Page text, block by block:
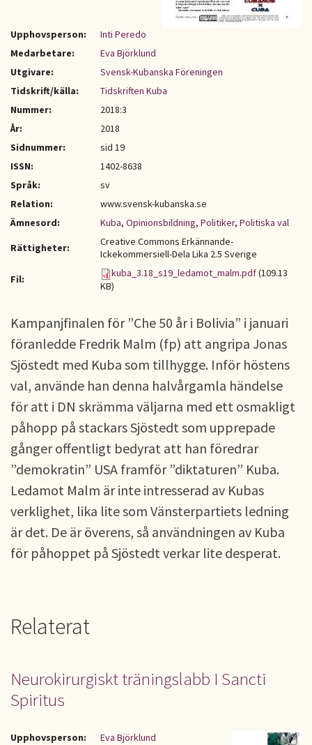
Upphovsperson:
Inti Peredo
Medarbetare:
Eva Björklund
Utgivare:
Svensk-Kubanska Föreningen
Tidskrift/källa:
Tidskriften Kuba
Nummer:
2018:3
År:
2018
Sidnummer:
sid 19
ISSN:
1402-8638
Språk:
sv
Relation:
www.svensk-kubanska.se
Ämnesord:
Kuba, Opinionsbildning, Politiker, Politiska val
Rättigheter:
Creative Commons Erkännande-
Ickekommersiell-Dela Lika 2.5 Sverige
Fil:
kuba_3.18_s19_ledamot_malm.pdf(109.13
KB)
Kampanjfinalen för ”Che 50 år i Bolivia” i januari
föranledde Fredrik Malm (fp) att angripa Jonas
Sjöstedt med Kuba som tillhygge. Inför höstens
val, använde han denna halvårgamla händelse
för att i DN skrämma väljarna med ett osmakligt
påhopp på stackars Sjöstedt som upprepade
gånger offentligt bedyrat att han föredrar
”demokratin” USA framför ”diktaturen” Kuba.
Ledamot Malm är inte intresserad av Kubas
verklighet, lika lite som Vänsterpartiets ledning
är det. De är överens, så användningen av Kuba
för påhoppet på Sjöstedt verkar lite desperat.
Relaterat
Neurokirurgiskt träningslabb I Sancti
Spiritus
Upphovsperson:
Eva Björklund